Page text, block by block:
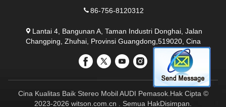
86-756-8120312
Lantai 4, Bangunan A, Taman Industri Donghai, Jalan
Changping, Zhuhai, Provinsi Guangdong,519020, Cina
Cina Kualitas Baik Stereo Mobil AUDI Pemasok.Hak Cipta ©
2023-2026 witson.com.cn . Semua HakDisimpan.